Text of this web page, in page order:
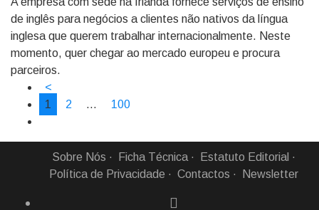
de inglês para negócios a clientes não nativos da língua
inglesa que querem trabalhar internacionalmente. Neste
momento, quer chegar ao mercado europeu e procura
parceiros.
<
1
2 … 100
Sobre Nós Ficha Técnica
Estatuto Editorial
Política de Privacidade
Contactos Newsletter